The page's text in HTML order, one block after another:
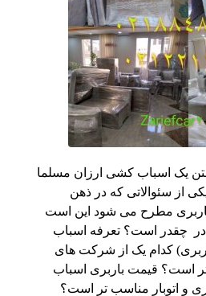
یک اسباب کشی ارزان مسلما
از سئوالاتی که در ذهن
مطرح می شود این است
چقدر است؟ تعرفه اسباب
کدام یک از شرکت های
تر است؟ قیمت باربری اسباب
و اتوبار مناسب تر است؟